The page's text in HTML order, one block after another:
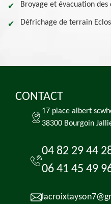
Broyage et évacuation des
Défrichage de terrain
CONTACT
17 place albert
38300 Bourgoin
04 82 29 44
06 41 45 49